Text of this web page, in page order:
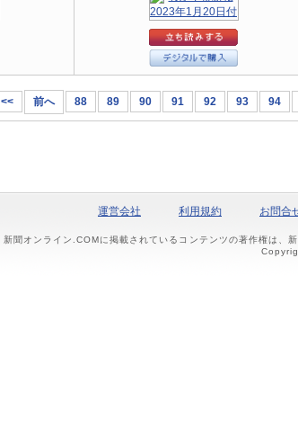
<< 前へ 88 89 90 91 92 93 94
運営会社 利用規約 お問合
新聞オンライン.COMに掲載されているコンテンツの著作権は、